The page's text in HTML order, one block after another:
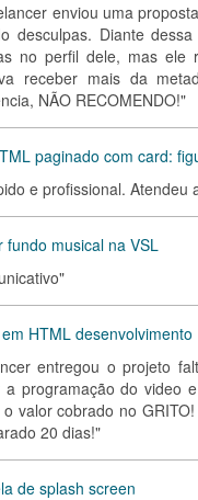
enviou uma
desculpas. Diante
no perfil dele, mas ele
receber mais da
NÃO RECOMENDO!"
paginado com card:
e profissional. Atendeu
fundo musical na VSL
HTML desenvolvimento
entregou o projeto
a programação do video
valor cobrado no
20 dias!"
de splash screen